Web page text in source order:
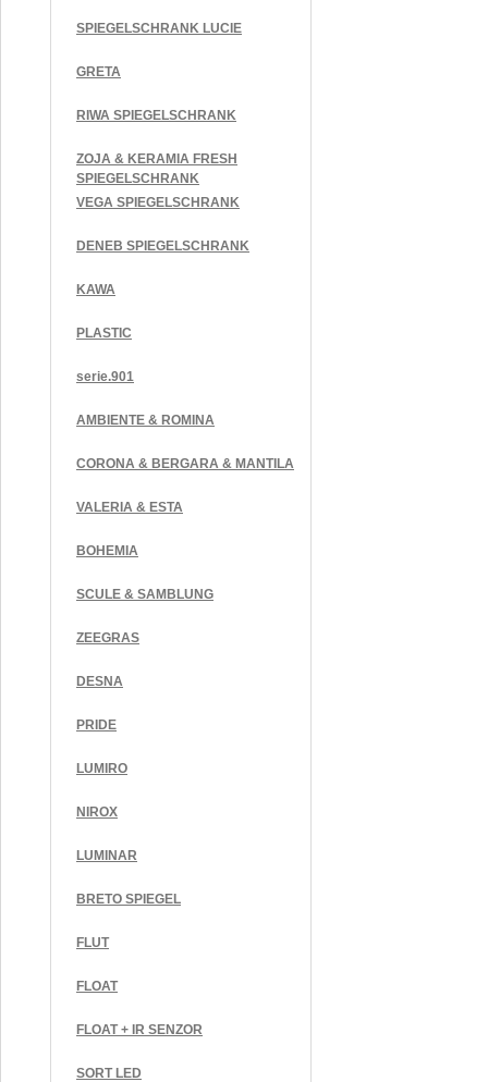
SPIEGELSCHRANK LUCIE
GRETA
RIWA SPIEGELSCHRANK
ZOJA & KERAMIA FRESH
SPIEGELSCHRANK
VEGA SPIEGELSCHRANK
DENEB SPIEGELSCHRANK
KAWA
PLASTIC
serie.901
AMBIENTE & ROMINA
CORONA & BERGARA & MANTILA
VALERIA & ESTA
BOHEMIA
SCULE & SAMBLUNG
ZEEGRAS
DESNA
PRIDE
LUMIRO
NIROX
LUMINAR
BRETO SPIEGEL
FLUT
FLOAT
FLOAT + IR SENZOR
SORT LED